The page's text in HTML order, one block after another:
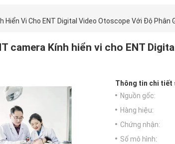
Hiển Vi Cho ENT Digital Video Otoscope Với Độ Phân
camera Kính hiển vi cho ENT
Thông tin chi tiết
Nguồn gốc:
Hàng hiệu:
Chứng nhận:
Số mô hình: